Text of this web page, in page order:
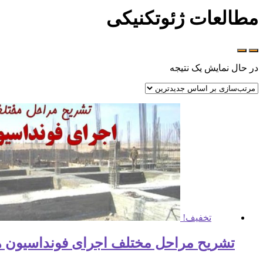
مطالعات ژئوتکنیکی
در حال نمایش یک نتیجه
تخفیف!
تشریح مراحل مختلف اجرای فونداسیون ها ( 112